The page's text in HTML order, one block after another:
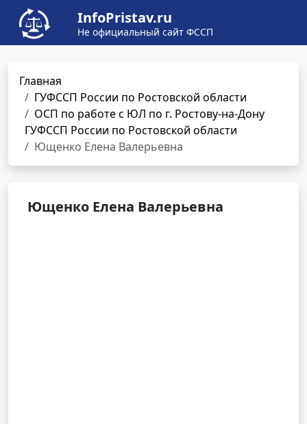
InfoPristav.ru
Не официальный сайт ФССП
Главная
ГУФССП России по Ростовской области
ОСП по работе с ЮЛ по г. Ростову-на-Дону
ГУФССП России по Ростовской области
Ющенко Елена Валерьевна
Ющенко Елена Валерьевна